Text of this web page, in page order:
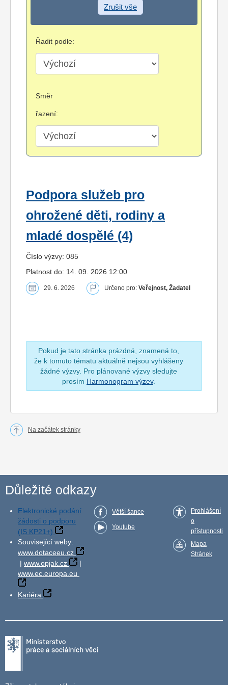
Zrušit vše
Řadit podle:
Směr
řazení:
Podpora služeb pro
ohrožené děti, rodiny a
mladé dospělé (4)
Číslo výzvy: 085
Platnost do: 14. 09. 2026 12:00
29. 6. 2026 Určeno pro: Veřejnost, Žadatel
Pokud je tato stránka prázdná, znamená to,
že k tomuto tématu aktuálně nejsou vyhlášeny
žádné výzvy. Pro plánované výzvy sledujte
prosím Harmonogram výzev.
Na začátek stránky
Důležité odkazy
Elektronické podání
žádosti o podporu
(IS KP21+)
Související weby:
www.dotaceeu.cz
| www.opjak.cz
|
www.ec.europa.eu
Kariéra
Větší šance
Youtube
Prohlášení
o
přístupnosti
Mapa
Stránek